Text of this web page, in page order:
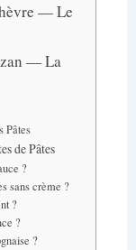
— Le
— La
Pâtes
de Pâtes
?
sans crème ?
?
?
?